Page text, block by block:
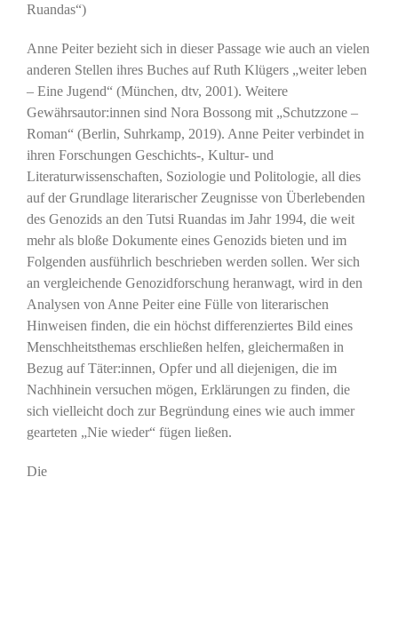
Ruandas“)
Anne Peiter bezieht sich in dieser Passage wie auch an vielen
anderen Stellen ihres Buches auf Ruth Klügers „weiter leben
– Eine Jugend“ (München, dtv, 2001). Weitere
Gewährsautor:innen sind Nora Bossong mit „Schutzzone –
Roman“ (Berlin, Suhrkamp, 2019). Anne Peiter verbindet in
ihren Forschungen Geschichts-, Kultur- und
Literaturwissenschaften, Soziologie und Politologie, all dies
auf der Grundlage literarischer Zeugnisse von Überlebenden
des Genozids an den Tutsi Ruandas im Jahr 1994, die weit
mehr als bloße Dokumente eines Genozids bieten und im
Folgenden ausführlich beschrieben werden sollen. Wer sich
an vergleichende Genozidforschung heranwagt, wird in den
Analysen von Anne Peiter eine Fülle von literarischen
Hinweisen finden, die ein höchst differenziertes Bild eines
Menschheitsthemas erschließen helfen, gleichermaßen in
Bezug auf Täter:innen, Opfer und all diejenigen, die im
Nachhinein versuchen mögen, Erklärungen zu finden, die
sich vielleicht doch zur Begründung eines wie auch immer
gearteten „Nie wieder“ fügen ließen.
Die